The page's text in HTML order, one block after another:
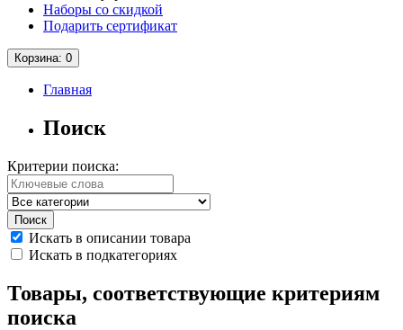
Наборы со скидкой
Подарить сертификат
Корзина: 0
Главная
Поиск
Критерии поиска:
Искать в описании товара
Искать в подкатегориях
Товары, соответствующие критериям
поиска